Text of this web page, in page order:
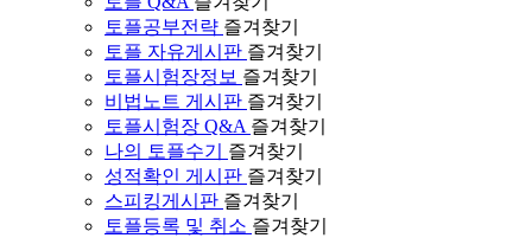
토플공부전략 즐겨찾기
토플 자유게시판 즐겨찾기
토플시험장정보 즐겨찾기
비법노트 게시판 즐겨찾기
토플시험장 Q&A 즐겨찾기
나의 토플수기
즐겨찾기
성적확인 게시판 즐겨찾기
스피킹게시판 즐겨찾기
토플등록 및 취소 즐겨찾기